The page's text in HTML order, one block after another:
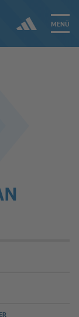
MENÜ